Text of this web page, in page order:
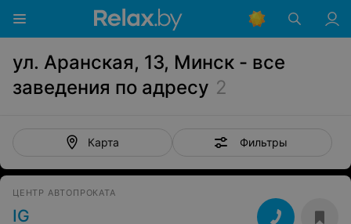
ул. Аранская, 13, Минск - все
заведения по адресу 2
Карта Фильтры
ЦЕНТР АВТОПРОКАТА
IG